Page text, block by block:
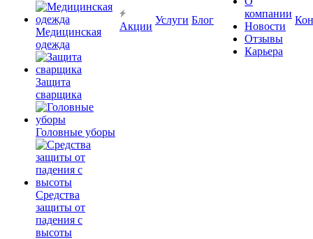
Медицинская
одежда
Защита
сварщика
Головные уборы
Средства
защиты от
падения с
высоты
Акции
Услуги Блог
компании
Новости
Отзывы
Карьера